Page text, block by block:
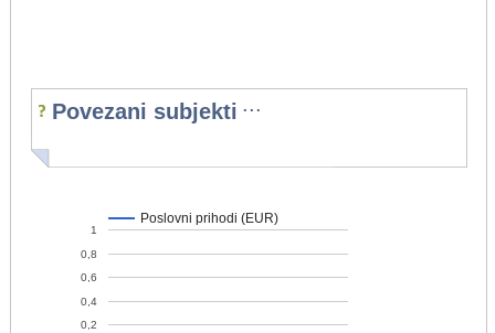
Povezani subjekti ...
Poslovni prihodi (EUR)
0,2
0,4
0,6
0,8
1